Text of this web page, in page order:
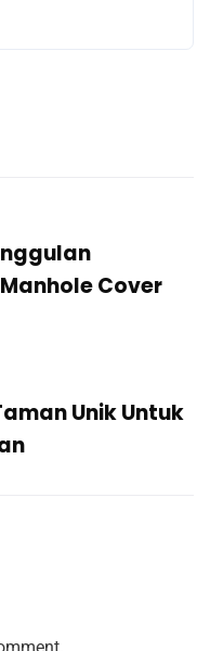
Cover
Unik Untuk